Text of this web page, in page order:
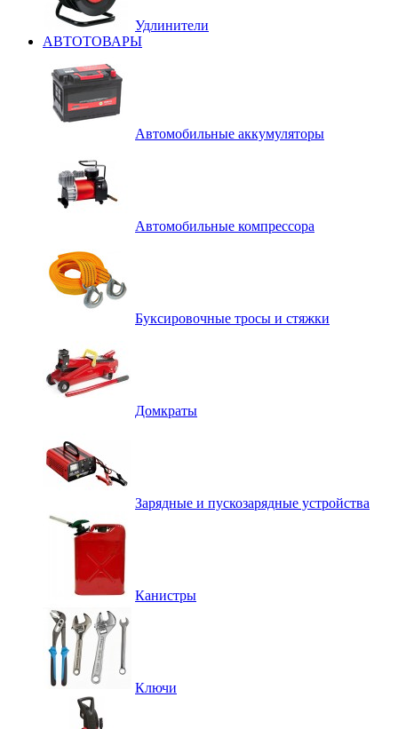
Удлинители
АВТОТОВАРЫ
Автомобильные аккумуляторы
Автомобильные компрессора
Буксировочные тросы и стяжки
Домкраты
Зарядные и пускозарядные устройства
Канистры
Ключи